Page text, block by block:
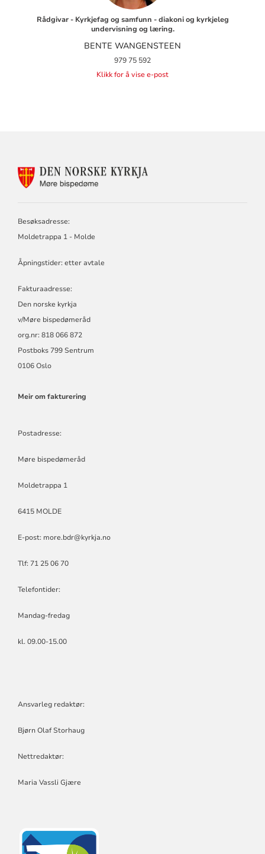
Rådgivar - Kyrkjefag og samfunn - diakoni og kyrkjeleg
undervisning og læring.
BENTE WANGENSTEEN
979 75 592
Klikk for å vise e-post
KONTAKTINFORMASJON
Besøksadresse:
Moldetrappa 1 - Molde
Åpningstider: etter avtale
Fakturaadresse:
Den norske kyrkja
v/Møre bispedømeråd
org.nr: 818 066 872
Postboks 799 Sentrum
0106 Oslo
Meir om fakturering
Postadresse:
Møre bispedømeråd
Moldetrappa 1
6415 MOLDE
E-post: more.bdr@kyrkja.no
Tlf: 71 25 06 70
Telefontider:
Mandag-fredag
kl. 09.00-15.00
Ansvarleg redaktør:
Bjørn Olaf Storhaug
Nettredaktør:
Maria Vassli Gjære